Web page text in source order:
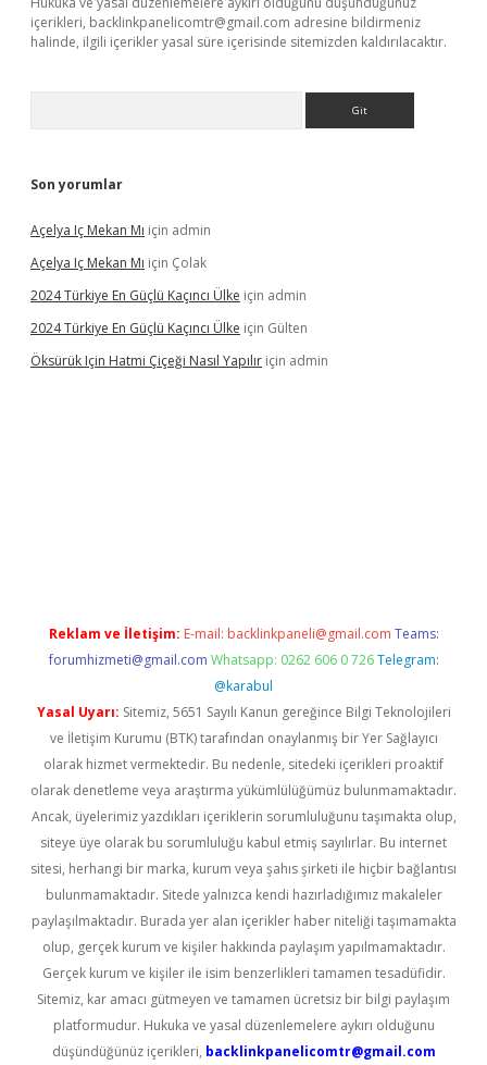
içerikleri, backlinkpanelicomtr@gmail.com adresine bildirmeniz
halinde, ilgili içerikler yasal süre içerisinde sitemizden kaldırılacaktır.
Son yorumlar
Açelya Iç Mekan Mı için admin
Açelya Iç Mekan Mı için Çolak
2024 Türkiye En Güçlü Kaçıncı Ülke için admin
2024 Türkiye En Güçlü Kaçıncı Ülke için Gülten
Öksürük Için Hatmi Çiçeği Nasıl Yapılır için admin
Reklam ve İletişim: E-mail: backlinkpaneli@gmail.com Teams:
forumhizmeti@gmail.com Whatsapp: 0262 606 0 726 Telegram:
@karabul
Yasal Uyarı: Sitemiz, 5651 Sayılı Kanun gereğince Bilgi Teknolojileri
ve İletişim Kurumu (BTK) tarafından onaylanmış bir Yer Sağlayıcı
olarak hizmet vermektedir. Bu nedenle, sitedeki içerikleri proaktif
olarak denetleme veya araştırma yükümlülüğümüz bulunmamaktadır.
Ancak, üyelerimiz yazdıkları içeriklerin sorumluluğunu taşımakta olup,
siteye üye olarak bu sorumluluğu kabul etmiş sayılırlar. Bu internet
sitesi, herhangi bir marka, kurum veya şahıs şirketi ile hiçbir bağlantısı
bulunmamaktadır. Sitede yalnızca kendi hazırladığımız makaleler
paylaşılmaktadır. Burada yer alan içerikler haber niteliği taşımamakta
olup, gerçek kurum ve kişiler hakkında paylaşım yapılmamaktadır.
Gerçek kurum ve kişiler ile isim benzerlikleri tamamen tesadüfidir.
Sitemiz, kar amacı gütmeyen ve tamamen ücretsiz bir bilgi paylaşım
platformudur. Hukuka ve yasal düzenlemelere aykırı olduğunu
düşündüğünüz içerikleri, backlinkpanelicomtr@gmail.com